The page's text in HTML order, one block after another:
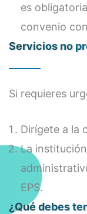
es
convenio
Servicios no
Si requieres
Dirígete a la
La
EPS.
¿Qué debes